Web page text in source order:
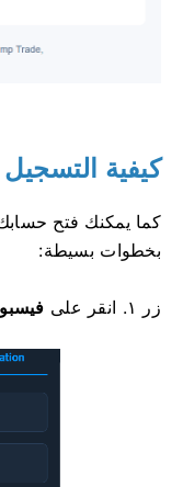
كيفية
كما يمكنك فتح
بخطوات بسيطة:
١. انقر على زر